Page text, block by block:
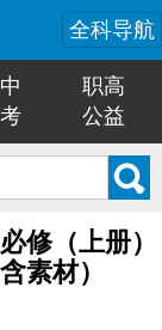
全科导航
职高
公益
修（上册）
素材）